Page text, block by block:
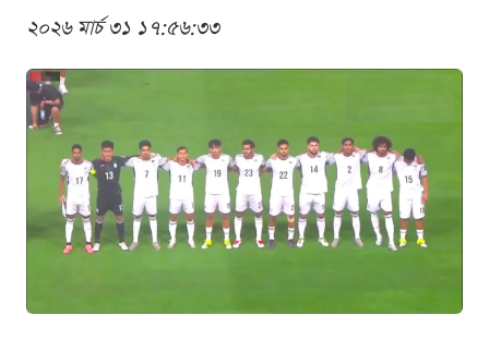
২০২৬ মার্চ ৩১ ১৭:৫৬:৩৩